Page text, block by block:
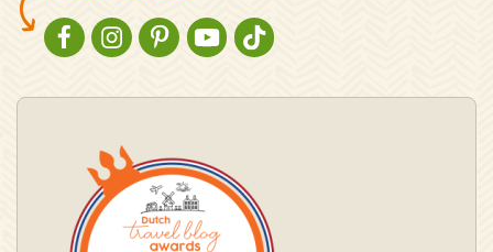
NATURESCANNER OP FACEBOOK
NATURESCANNER OP INSTAGRAM
NATURESCANNER OP PINTEREST
NATURESCANNER OP YOUTUBE
NATURESCANNER OP TIKTOK